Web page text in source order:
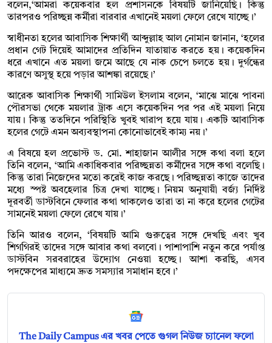
বলেন,‘আমরা কয়েকবার হল প্রশাসনকে বিষয়টি জানিয়েছি। কিন্তু
তারপরও পরিচ্ছন্ন কর্মীরা বারবার এখানেই ময়লা ফেলে রেখে যাচ্ছে।’
স্বাধীনতা হলের আবাসিক শিক্ষার্থী আব্দুল্লাহ আল নোমান জানান, ‘হলের
প্রধান গেট দিয়েই আমাদের প্রতিদিন যাতায়াত করতে হয়। কয়েকদিন
ধরে এখানে এত ময়লা জমে আছে যে নাক চেপে চলতে হয়। দুর্গন্ধের
কারণে অসুস্থ হয়ে পড়ার আশঙ্কা রয়েছে।’
আরেক আবাসিক শিক্ষার্থী সামিউল ইসলাম বলেন, ‘মাঝে মাঝে পাবনা
পৌরসভা থেকে ময়লার ট্রাক এসে কয়েকদিন পর পর এই ময়লা নিয়ে
যায়। কিন্তু ততদিনে পরিস্থিতি খুবই খারাপ হয়ে যায়। একটি আবাসিক
হলের গেটে এমন অব্যবস্থাপনা কোনোভাবেই কাম্য নয়।’
এ বিষয়ে হল প্রভোস্ট ড. মো. শাহাজান আলীর সঙ্গে কথা বলা হলে
তিনি বলেন, ‘আমি একাধিকবার পরিচ্ছন্নতা কর্মীদের সঙ্গে কথা বলেছি।
কিন্তু তারা নিজেদের মতো করেই কাজ করছে। পরিচ্ছন্নতা কাজে তাদের
মধ্যে স্পষ্ট অবহেলার চিত্র দেখা যাচ্ছে। নিয়ম অনুযায়ী বর্জ্য নির্দিষ্ট
দূরবর্তী ডাস্টবিনে ফেলার কথা থাকলেও তারা তা না করে হলের গেটের
সামনেই ময়লা ফেলে রেখে যায়।’
তিনি আরও বলেন, ‘বিষয়টি আমি গুরুত্বের সঙ্গে দেখছি এবং খুব
শিগগিরই তাদের সঙ্গে আবার কথা বলবো। পাশাপাশি নতুন করে পর্যাপ্ত
ডাস্টবিন সরবরাহের উদ্যোগ নেওয়া হচ্ছে। আশা করছি, এসব
পদক্ষেপের মাধ্যমে দ্রুত সমস্যার সমাধান হবে।’
The Daily Campus এর খবর পেতে গুগল নিউজ চ্যানেল ফলো